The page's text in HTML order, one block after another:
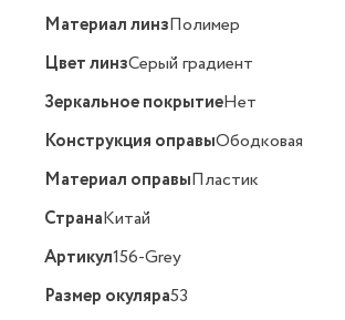
Материал линзПолимер
Цвет линзСерый градиент
Зеркальное покрытиеНет
Конструкция оправыОбодковая
Материал оправыПластик
СтранаКитай
Артикул156-Grey
Размер окуляра53